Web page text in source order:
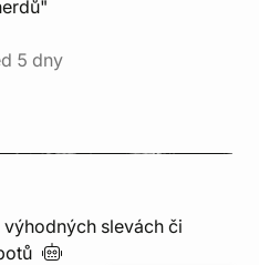
5 dny
slevách či